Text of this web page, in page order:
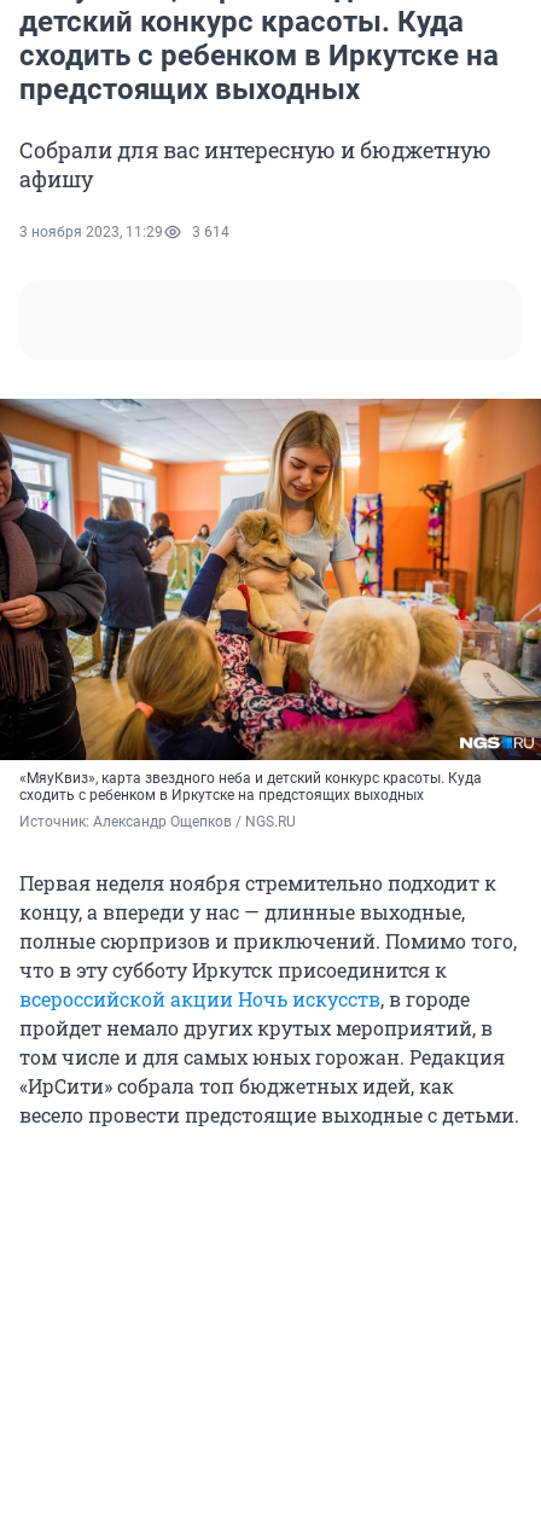
детский конкурс красоты. Куда
сходить с ребенком в Иркутске на
предстоящих выходных
Собрали для вас интересную и бюджетную
афишу
3 ноября 2023, 11:29 3 614
«МяуКвиз», карта звездного неба и детский конкурс красоты. Куда
сходить с ребенком в Иркутске на предстоящих выходных
Источник: Александр Ощепков / NGS.RU
Первая неделя ноября стремительно подходит к
концу, а впереди у нас — длинные выходные,
полные сюрпризов и приключений. Помимо того,
что в эту субботу Иркутск присоединится к
всероссийской акции Ночь искусств, в городе
пройдет немало других крутых мероприятий, в
том числе и для самых юных горожан. Редакция
«ИрСити» собрала топ бюджетных идей, как
весело провести предстоящие выходные с детьми.